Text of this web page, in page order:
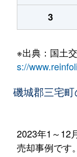
3
※出典：国土
s://
磯城郡三宅
2023年1～12
売却事例です。